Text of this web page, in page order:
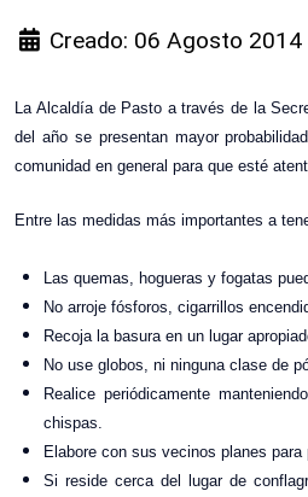
Creado: 06 Agosto 2014
La Alcaldía de Pasto a través de la
del año se presentan mayor
comunidad en general para que esté
Entre las medidas más importantes a
Las quemas, hogueras y fogatas
No arroje fósforos, cigarrillos
Recoja la basura en un lugar
No use globos, ni ninguna clase de
Realice periódicamente
chispas.
Elabore con sus vecinos planes
Si reside cerca del lugar de